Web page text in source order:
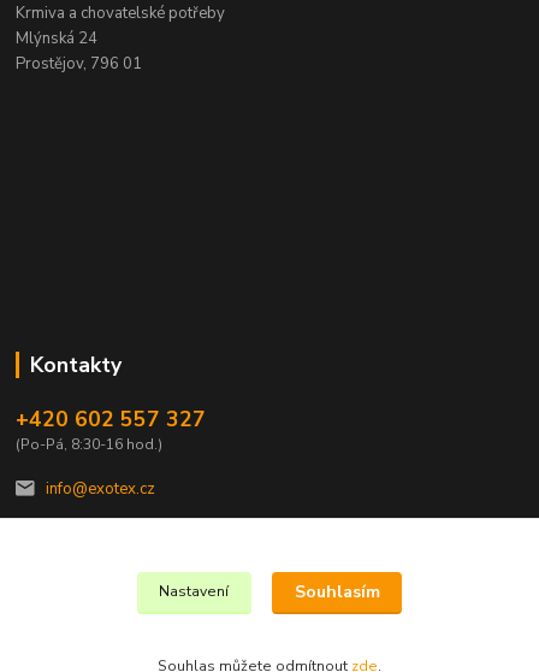
Krmiva a chovatelské potřeby
Mlýnská 24
Prostějov, 796 01
Kontakty
+420 602 557 327
(Po-Pá, 8:30-16 hod.)
info@exotex.cz
Copyright © 2023 EXOTEX.cz
Nastavení Souhlasím
Souhlas můžete odmítnout zde.